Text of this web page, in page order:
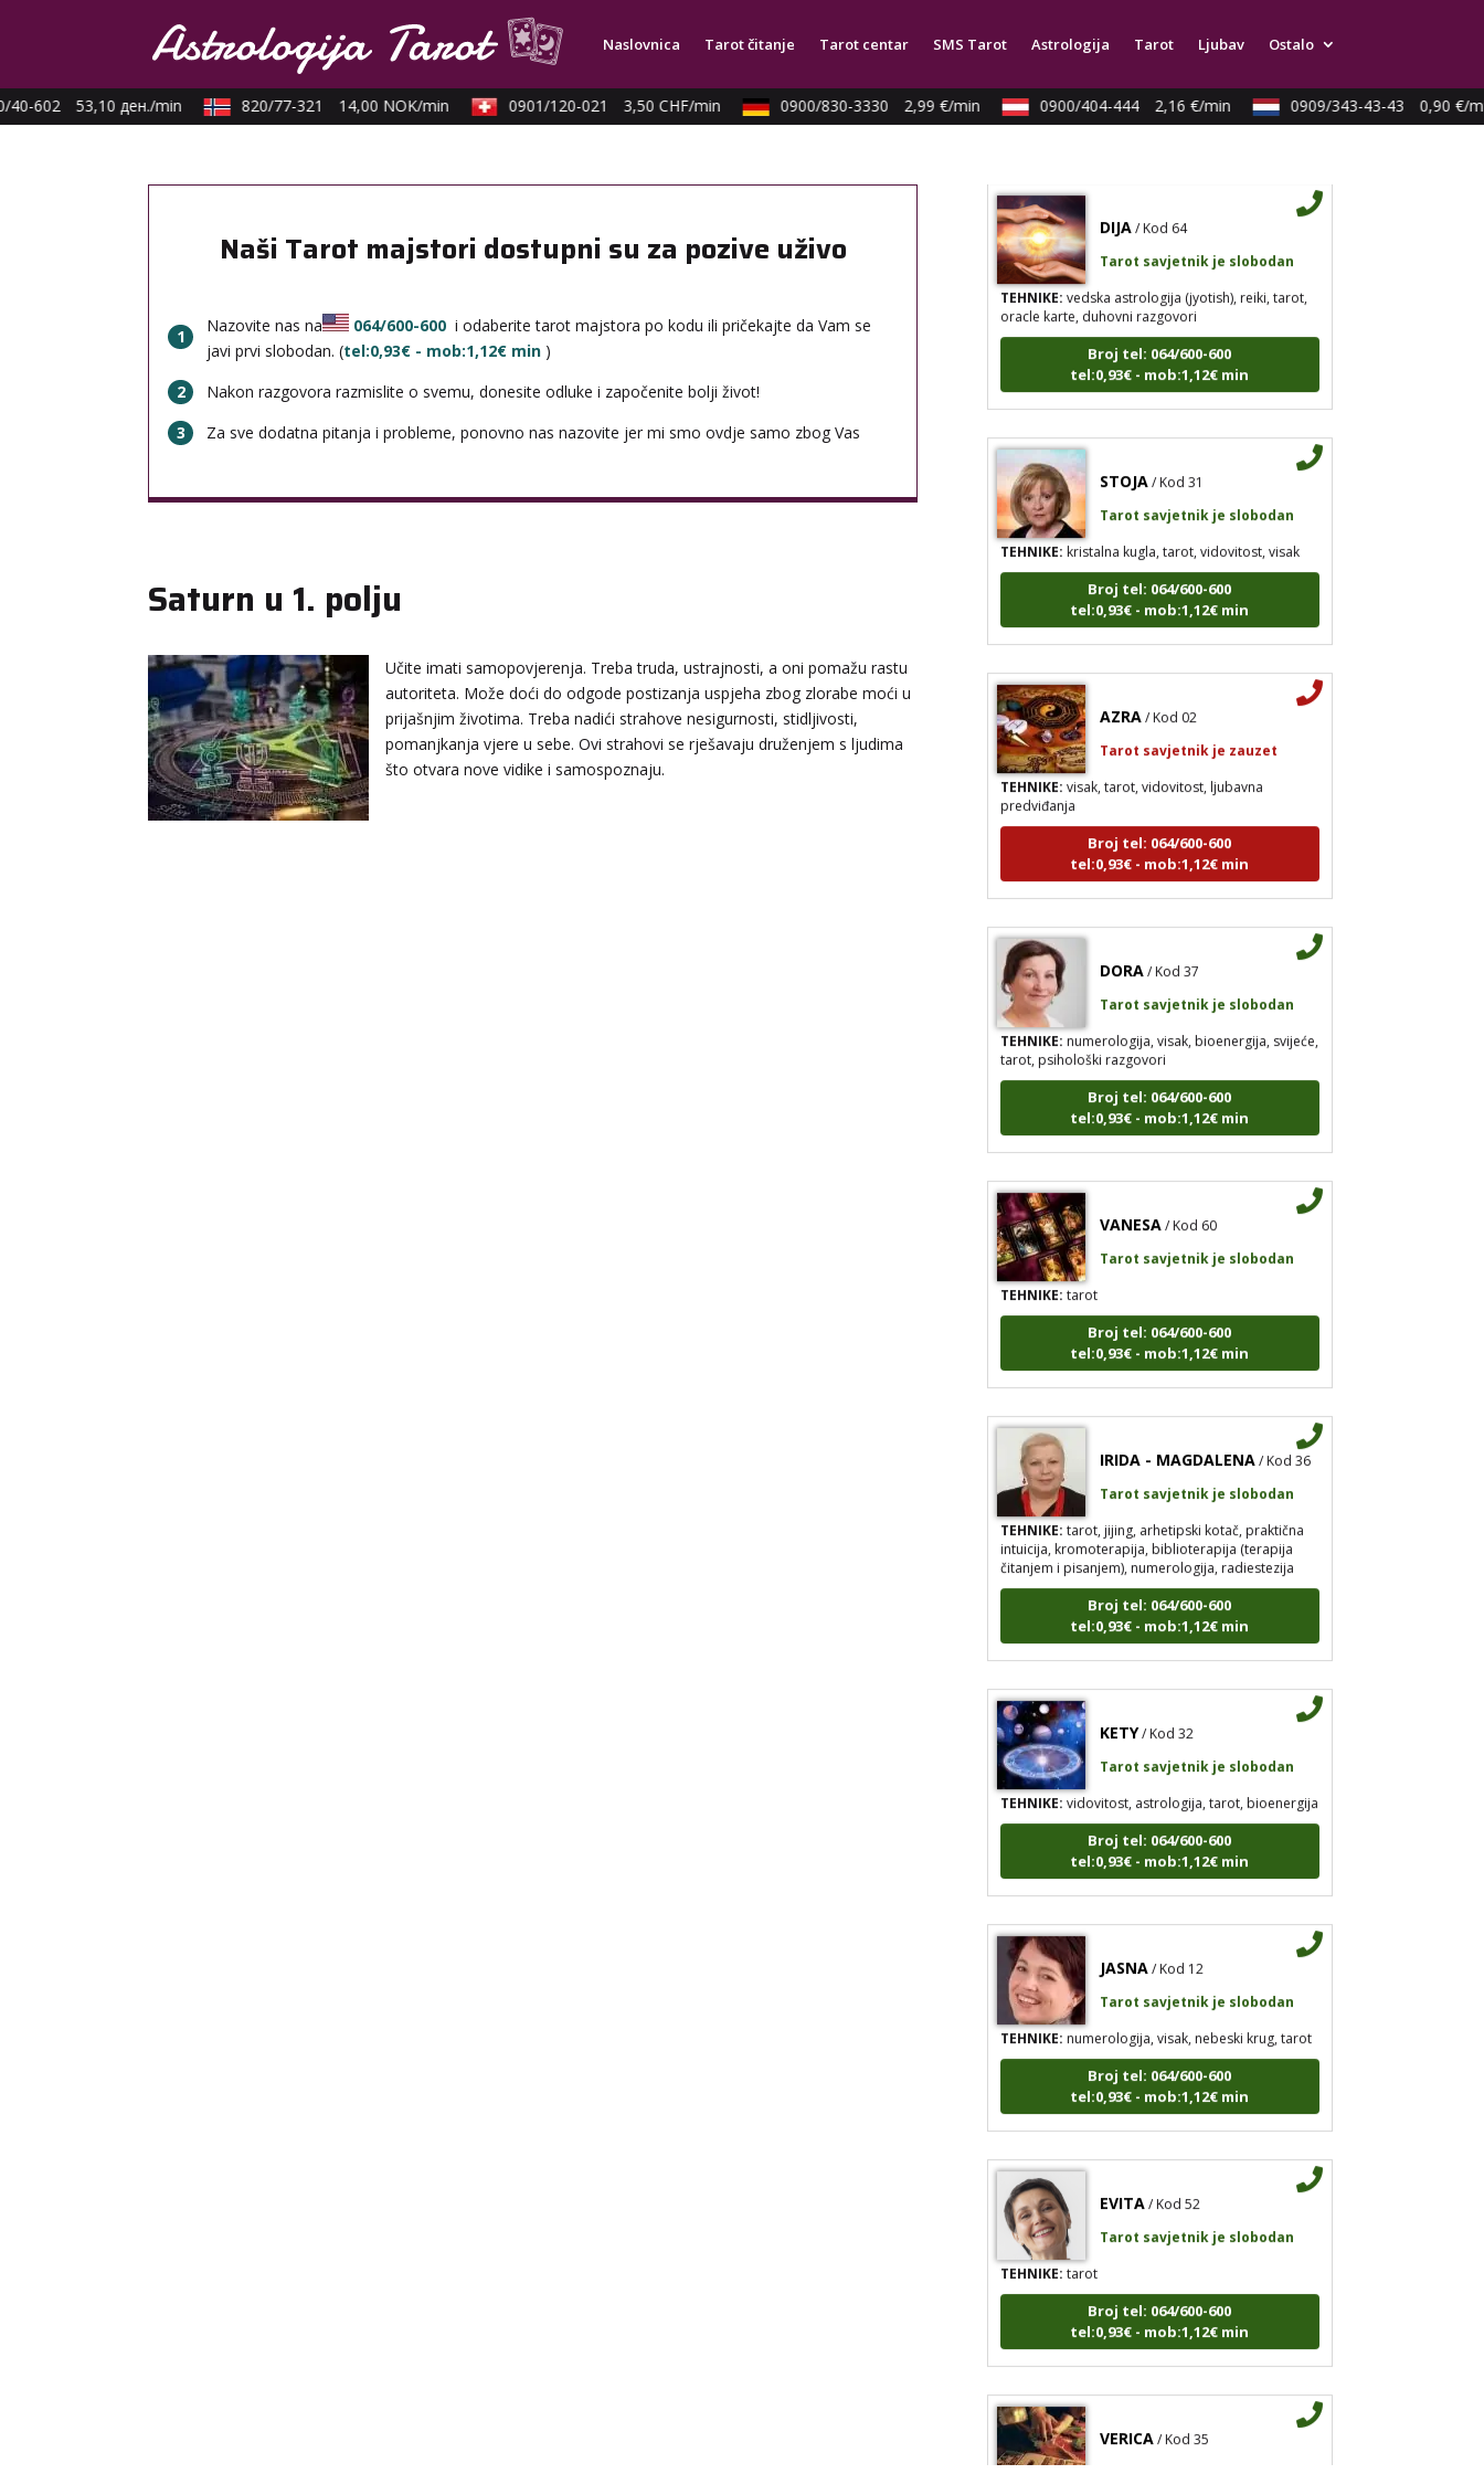
Naslovnica Tarot čitanje Tarot centar SMS Tarot Astrologija Tarot Ljubav Ostalo
602 53,10 ден./min 820/77-321 14,00 NOK/min 0901/120-021 3,50 CHF/min 0900/830-3330 2,99 €/min 0900/404-444 2,16 €/min 0909/343-43-43 0,90 €/min
Naši Tarot majstori dostupni su za pozive uživo
1
Nazovite nas na 064/600-600 i odaberite tarot majstora po kodu ili pričekajte da Vam se
javi prvi slobodan. (tel:0,93€ - mob:1,12€ min )
2
Nakon razgovora razmislite o svemu, donesite odluke i započenite bolji život!
3
Za sve dodatna pitanja i probleme, ponovno nas nazovite jer mi smo ovdje samo zbog Vas
Saturn u 1. polju
Učite imati samopovjerenja. Treba truda, ustrajnosti, a oni pomažu rastu
autoriteta. Može doći do odgode postizanja uspjeha zbog zlorabe moći u
prijašnjim životima. Treba nadići strahove nesigurnosti, stidljivosti,
pomanjkanja vjere u sebe. Ovi strahovi se rješavaju druženjem s ljudima
što otvara nove vidike i samospoznaju.
izrada runskih amajlija
tel:0,93€ - mob:1,12€ min
TEHNIKE:vedska astrologija (jyotish), reiki, tarot,
oracle karte, duhovni razgovori
Broj tel: 064/600-600
tel:0,93€ - mob:1,12€ min
TEHNIKE:kristalna kugla, tarot, vidovitost, visak
Broj tel: 064/600-600
tel:0,93€ - mob:1,12€ min
TEHNIKE:visak, tarot, vidovitost, ljubavna
predviđanja
Broj tel: 064/600-600
tel:0,93€ - mob:1,12€ min
TEHNIKE:numerologija, visak, bioenergija, svijeće,
tarot, psihološki razgovori
Broj tel: 064/600-600
tel:0,93€ - mob:1,12€ min
TEHNIKE:tarot
Broj tel: 064/600-600
tel:0,93€ - mob:1,12€ min
/ Kod 36
TEHNIKE:tarot, jijing, arhetipski kotač, praktična
intuicija, kromoterapija, biblioterapija (terapija
čitanjem i pisanjem), numerologija, radiestezija
Broj tel: 064/600-600
tel:0,93€ - mob:1,12€ min
TEHNIKE:vidovitost, astrologija, tarot, bioenergija
Broj tel: 064/600-600
tel:0,93€ - mob:1,12€ min
TEHNIKE:numerologija, visak, nebeski krug, tarot
Broj tel: 064/600-600
tel:0,93€ - mob:1,12€ min
TEHNIKE:tarot
Broj tel: 064/600-600
tel:0,93€ - mob:1,12€ min